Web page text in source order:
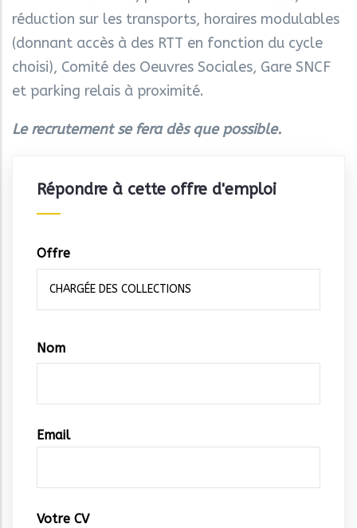
réduction sur les transports, horaires modulables
(donnant accès à des RTT en fonction du cycle
choisi), Comité des Oeuvres Sociales, Gare SNCF
et parking relais à proximité.
Le recrutement se fera dès que possible.
Répondre à cette offre d'emploi
Offre
Vos
Nom
Email
Votre CV